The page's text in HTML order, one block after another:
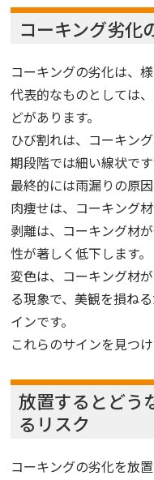
コーキング劣化
コーキングの劣化は、
代表的なものとしては
どがあります。
ひび割れは、コーキン
期段階では細い線状で
最終的には雨漏りの原
肉痩せは、コーキング
剥離は、コーキング材
性が著しく低下します。
変色は、コーキング材
る現象で、美観を損ね
インです。
これらのサインを見つ
放置するとどう
るリスク
コーキングの劣化を放